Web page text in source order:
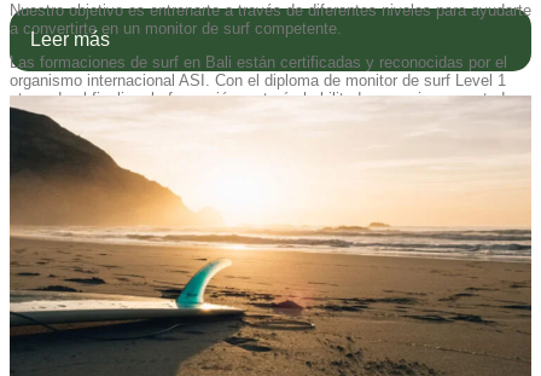
Nuestro objetivo es entrenarte a través de diferentes niveles para ayudarte
a convertirte en un monitor de surf competente.
Las formaciones de surf en Bali están certificadas y reconocidas por el
organismo internacional ASI. Con el diploma de monitor de surf Level 1
otorgado al finalizar la formación, estarás habilitado para ejercer en todas
las escuelas de surf a nivel internacional.
Nota: es posible realizar estancias de surf de 1 o 2 meses sin
certificación ni formación profesional. Se trata únicamente de clases de
surf. Contáctanos para obtener las descripciones.
La formación de surf en Bali de 3 meses facilita el
desarrollo de las siguientes competencias:
– Desarrollo práctico de las competencias de surf de nivel principiante a
intermedio
– Seguridad marítima, sensibilización sobre el océano, entrenamiento
Leer más